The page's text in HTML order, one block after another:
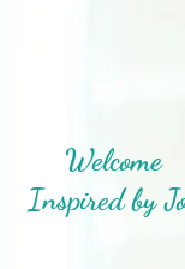
Welcome
Inspired by